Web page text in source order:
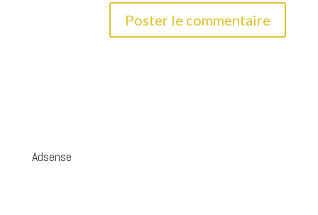
Adsense